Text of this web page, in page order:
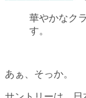
華やかなク
す。
あぁ、そっか。